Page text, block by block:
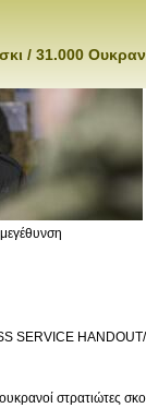
/ 31.000
μεγέθυνση
SERVICE
ουκρανοί στρατιώτες